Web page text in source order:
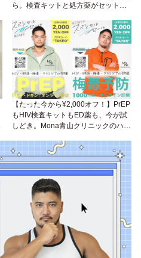
ら。検査キットと処方薬がセットで
イン診療って、どんな感じ？
【たった今から¥2,000オフ！】PrEP
もHIV検査キットもED薬も、今が試
しどき。Mona青山クリニックのハロ
で！